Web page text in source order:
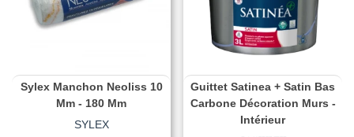
Sylex Manchon Neoliss 10
Mm - 180 Mm
SYLEX
Guittet Satinea + Satin Bas
Carbone Décoration Murs -
Intérieur